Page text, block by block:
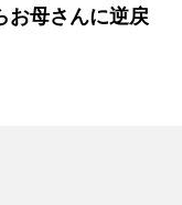
お母さんに逆戻